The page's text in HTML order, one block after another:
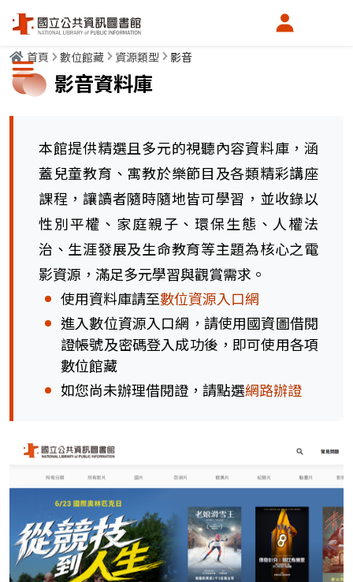
會員中心
選單按鈕
首頁 數位館藏 資源類型 影音
影音資料庫
本館提供精選且多元的視聽內容資料庫，涵
蓋兒童教育、寓教於樂節目及各類精彩講座
課程，讓讀者隨時隨地皆可學習，並收錄以
性別平權、家庭親子、環保生態、人權法
治、生涯發展及生命教育等主題為核心之電
影資源，滿足多元學習與觀賞需求。
使用資料庫請至數位資源入口網
進入數位資源入口網，請使用國資圖借閱
證帳號及密碼登入成功後，即可使用各項
數位館藏
如您尚未辦理借閱證，請點選網路辦證